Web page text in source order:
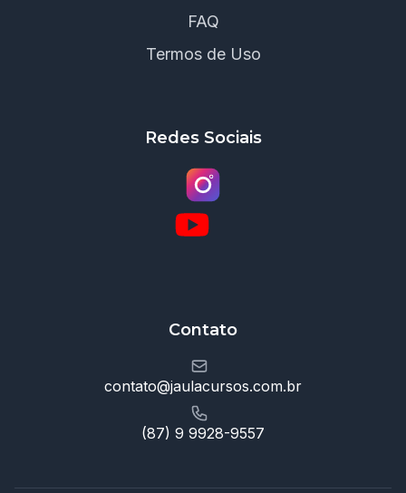
FAQ
Termos de Uso
Redes Sociais
Contato
contato@jaulacursos.com.br
(87) 9 9928-9557